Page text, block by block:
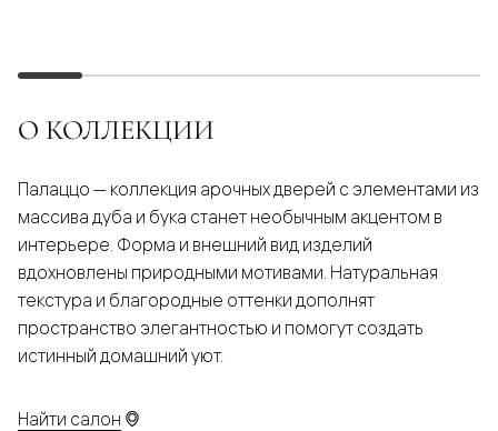
О КОЛЛЕКЦИИ
Палаццо — коллекция арочных дверей с элементами из
массива дуба и бука станет необычным акцентом в
интерьере. Форма и внешний вид изделий
вдохновлены природными мотивами. Натуральная
текстура и благородные оттенки дополнят
пространство элегантностью и помогут создать
истинный домашний уют.
Найти салон